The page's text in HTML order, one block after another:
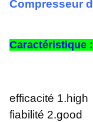
Compresseur
Caractéristique :
efficacité 1.high
fiabilité 2.good